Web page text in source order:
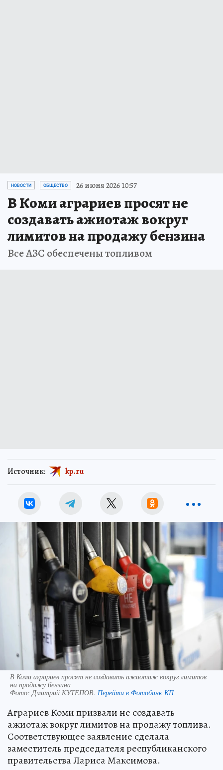
НОВОСТИ ОБЩЕСТВО 26 июня 2026 10:57
В Коми аграриев просят не
создавать ажиотаж вокруг
лимитов на продажу бензина
Все АЗС обеспечены топливом
Источник: kp.ru
В Коми аграриев просят не создавать ажиотаж вокруг лимитов
на продажу бензина
Фото:Дмитрий КУТЕПОВ. Перейти в Фотобанк КП
Аграриев Коми призвали не создавать
ажиотаж вокруг лимитов на продажу топлива.
Соответствующее заявление сделала
заместитель председателя республиканского
правительства Лариса Максимова.